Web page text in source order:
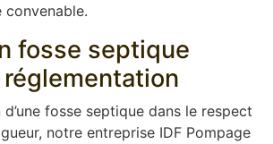
convenable.
fosse septique
d’une fosse septique dans le respect
notre entreprise IDF Pompage